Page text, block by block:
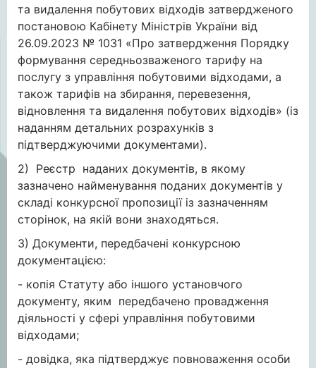
та видалення побутових відходів затвердженого
постановою Кабінету Міністрів України від
26.09.2023 № 1031 «Про затвердження Порядку
формування середньозваженого тарифу на
послугу з управління побутовими відходами, а
також тарифів на збирання, перевезення,
відновлення та видалення побутових відходів» (із
наданням детальних розрахунків з
підтверджуючими документами).
2) Реєстр наданих документів, в якому
зазначено найменування поданих документів у
складі конкурсної пропозиції із зазначенням
сторінок, на якій вони знаходяться.
3) Документи, передбачені конкурсною
документацією:
- копія Статуту або іншого установчого
документу, яким передбачено провадження
діяльності у сфері управління побутовими
відходами;
- довідка, яка підтверджує повноваження особи